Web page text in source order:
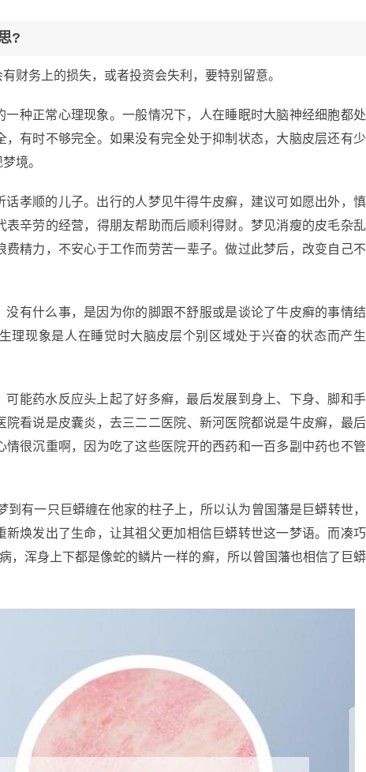
?
财务上的损失，或者投资会失利，要特别留意。
种正常心理现象。一般情况下，人在睡眠时大脑神经细胞都处
有时不够完全。如果没有完全处于抑制状态，大脑皮层还有少
境。
孝顺的儿子。出行的人梦见牛得牛皮癣，建议可如愿出外，慎
表辛劳的经营，得朋友帮助而后顺利得财。梦见消瘦的皮毛杂乱
精力，不安心于工作而劳苦一辈子。做过此梦后，改变自己不
有什么事，是因为你的脚跟不舒服或是谈论了牛皮癣的事情结
理现象是人在睡觉时大脑皮层个别区域处于兴奋的状态而产生
能药水反应头上起了好多癣，最后发展到身上、下身、脚和手
院看说是皮囊炎，去三二二医院、新河医院都说是牛皮癣，最后
很沉重啊，因为吃了这些医院开的西药和一百多副中药也不管
有一只巨蟒缠在他家的柱子上，所以认为曾国藩是巨蟒转世，
焕发出了生命，让其祖父更加相信巨蟒转世这一梦语。而凑巧
，浑身上下都是像蛇的鳞片一样的癣，所以曾国藩也相信了巨蟒